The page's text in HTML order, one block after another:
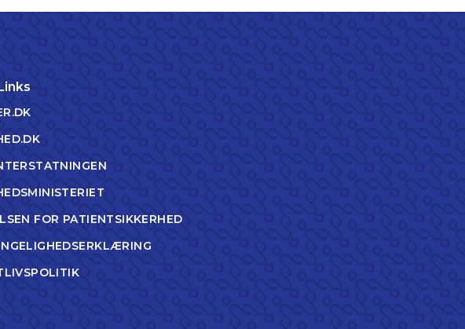
FOR PATIENTSIKKERHED